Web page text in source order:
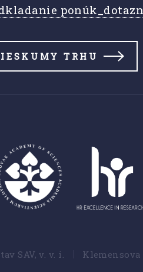
TRHU
SAV, v. v. i. Klemensova